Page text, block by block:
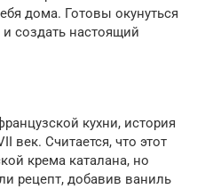
дома. Готовы окунуться
создать настоящий
кухни, история
век. Считается, что этот
крема каталана, но
рецепт, добавив ваниль